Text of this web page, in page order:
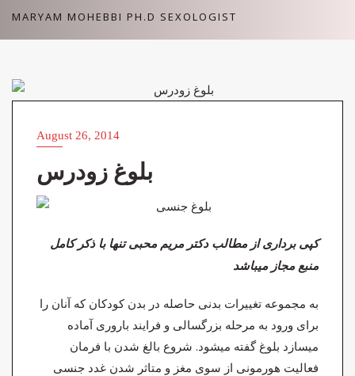
SkipMARYAM MOHEBBI PH.D SEXOLOGIST
August 26, 2014
بلوغ زودرس
کپی برداری از مطالب دکتر مریم محبی تنها با ذکر کامل
منبع مجاز میباشد
به مجموعه تغییرات بدنی حاصله در بدن کودکان که آنان را
برای ورود به مرحله بزرگسالی و فرایند باروری آماده
میسازد بلوغ گفته میشود. شروع بالغ شدن با فرمان
فعالیت هورمونی از سوی مغز و متاثر شدن غدد جنسی